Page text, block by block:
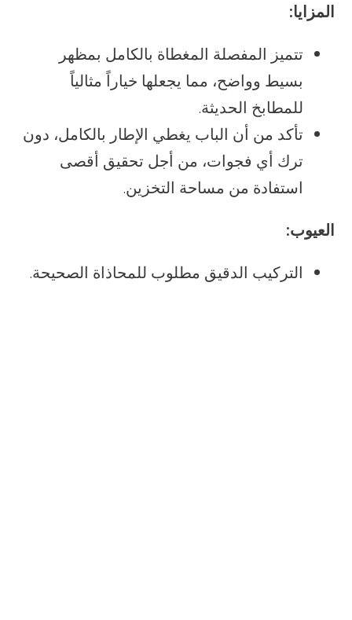
المزايا:
تتميز المفصلة المغطاة بالكامل بمظهر
بسيط وواضح، مما يجعلها خياراً مثالياً
للمطابخ الحديثة.
تأكد من أن الباب يغطي الإطار بالكامل، دون
ترك أي فجوات، من أجل تحقيق أقصى
استفادة من مساحة التخزين.
العيوب:
التركيب الدقيق مطلوب للمحاذاة الصحيحة.